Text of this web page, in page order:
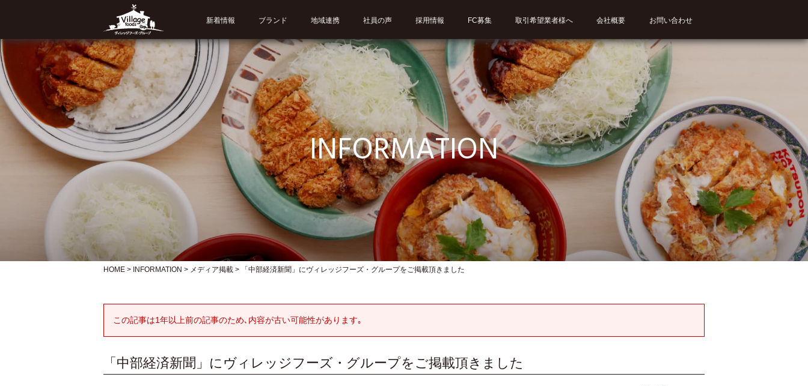
新着情報 ブランド 地域連携 社員の声 採用情報 FC募集 取引希望業者様へ 会社概要 お問い合わせ
INFORMATION
HOME > INFORMATION > メディア掲載 > 「中部経済新聞」にヴィレッジフーズ・グループをご掲載頂きました
この記事は1年以上前の記事のため､内容が古い可能性があります｡
「中部経済新聞」にヴィレッジフーズ・グループをご掲載頂きました